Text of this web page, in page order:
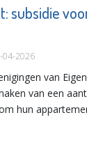
subsidie
04-2026
van
van een
hun
flink bes...